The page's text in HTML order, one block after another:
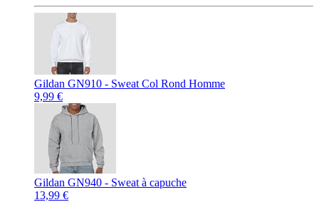
Gildan GN910 - Sweat Col Rond Homme
9,99 €
Gildan GN940 - Sweat à capuche
13,99 €